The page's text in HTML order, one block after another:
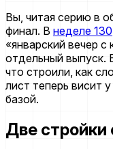
Вы, читая серию в
финал. В неделе 130
«январский вечер
отдельный выпуск.
что строили, как
лист теперь висит
базой.
Две